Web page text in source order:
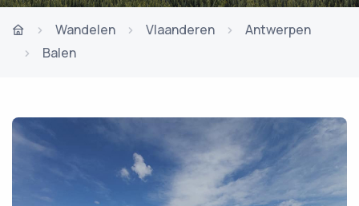
Wandelen Vlaanderen
Antwerpen
Balen